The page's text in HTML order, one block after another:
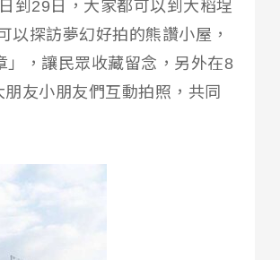
到29日，大家都可以到大稻埕
以探訪夢幻好拍的熊讚小屋，
，讓民眾收藏留念，另外在8
友小朋友們互動拍照，共同